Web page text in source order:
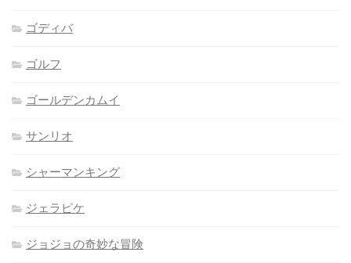
ゴディバ
ゴルフ
ゴールデンカムイ
サンリオ
シャーマンキング
ジェラピケ
ジョジョの奇妙な冒険